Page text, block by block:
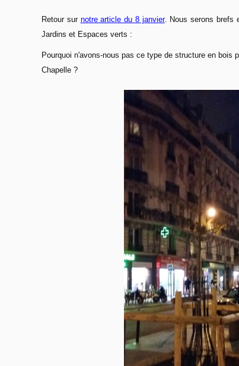
Retour sur notre article du 8 janvier. Nous serons brefs
Jardins et Espaces verts :
Pourquoi n'avons-nous pas ce type de structure en bois
Chapelle ?